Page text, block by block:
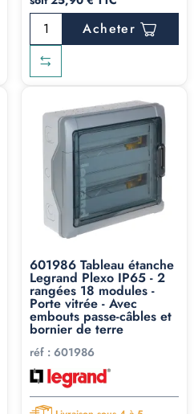
Acheter
601986 Tableau étanche
Legrand Plexo IP65 - 2
rangées 18 modules -
Porte vitrée - Avec
embouts passe-câbles et
bornier de terre
réf : 601986